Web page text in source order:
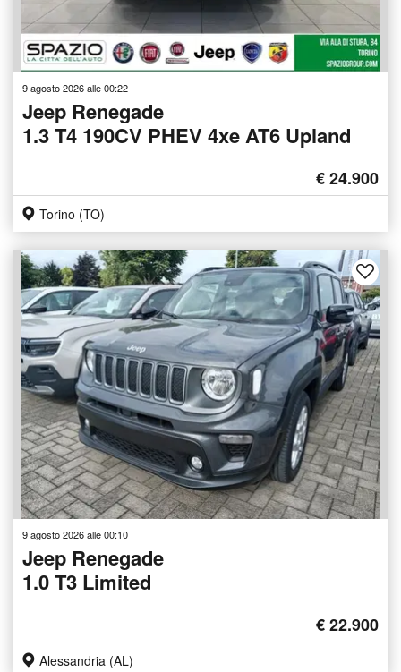
9 agosto 2026 alle 00:22
Jeep Renegade
1.3 T4 190CV PHEV 4xe AT6 Upland
€ 24.900
Torino (TO)
9 agosto 2026 alle 00:10
Jeep Renegade
1.0 T3 Limited
€ 22.900
Alessandria (AL)